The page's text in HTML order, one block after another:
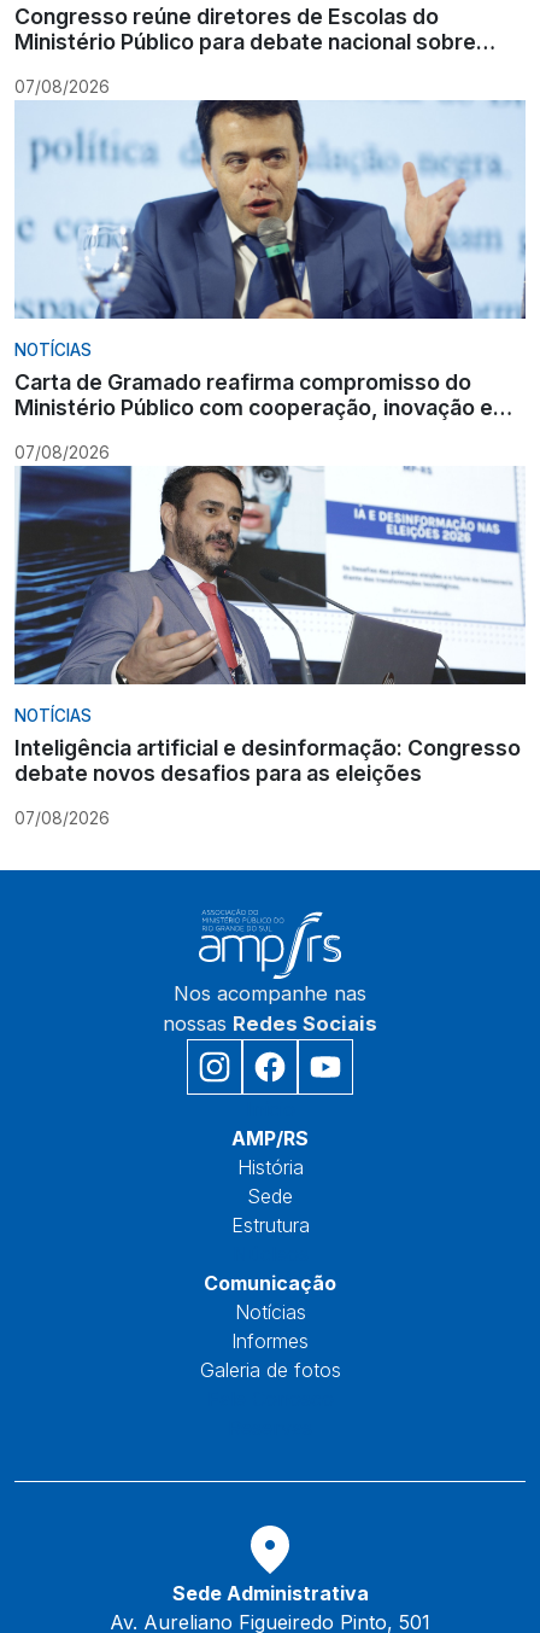
Congresso reúne diretores de Escolas do
Ministério Público para debate nacional sobre
07/08/2026
NOTÍCIAS
Carta de Gramado reafirma compromisso do
Ministério Público com cooperação, inovação e
07/08/2026
NOTÍCIAS
Inteligência artificial e desinformação: Congresso
debate novos desafios para as eleições
07/08/2026
Nos acompanhe nas
nossas Redes Sociais
AMP/RS
História
Sede
Estrutura
Comunicação
Notícias
Informes
Galeria de fotos
Sede Administrativa
Av. Aureliano Figueiredo Pinto, 501